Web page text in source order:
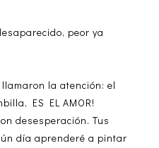
peor ya
llamaron la atención: el
ES EL AMOR!
desesperación. Tus
día aprenderé a pintar